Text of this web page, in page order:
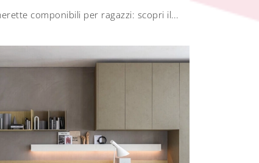
Camerette componibili per ragazzi: scopri il modello in melaminico SpaceMakers young SM2552 di Zalf per stanzette moderne.